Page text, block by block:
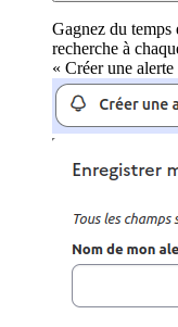
Gagnez du temps
recherche à
« Créer une alerte